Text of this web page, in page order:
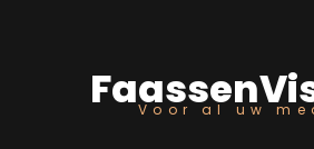
Voor al uw